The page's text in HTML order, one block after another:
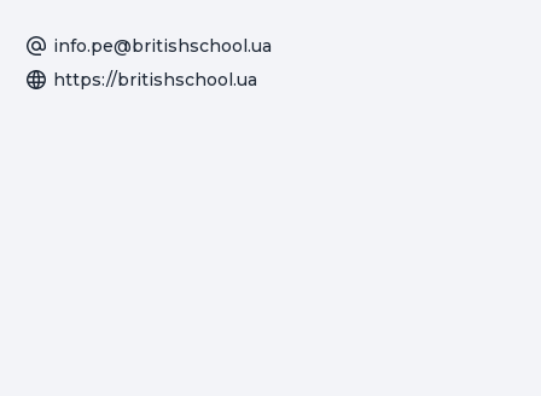
info.pe@britishschool.ua
https://britishschool.ua